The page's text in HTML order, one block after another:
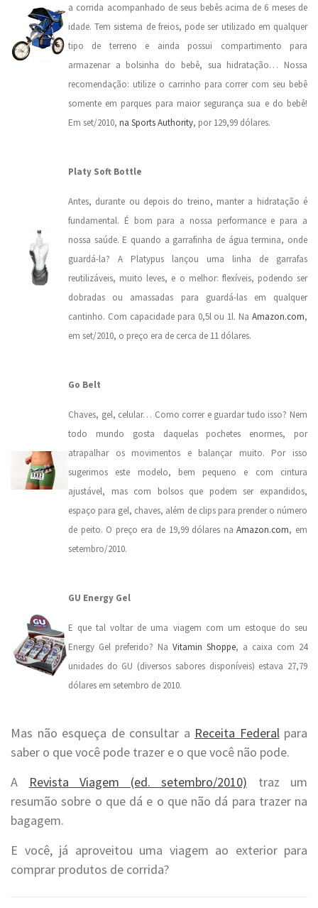
a corrida acompanhado de seus bebês acima de 6 meses de
idade. Tem sistema de freios, pode ser utilizado em qualquer
tipo de terreno e ainda possui compartimento para
armazenar a bolsinha do bebê, sua hidratação… Nossa
recomendação: utilize o carrinho para correr com seu bebê
somente em parques para maior segurança sua e do bebê!
Em set/2010, na Sports Authority, por 129,99 dólares.
Platy Soft Bottle
Antes, durante ou depois do treino, manter a hidratação é
fundamental. É bom para a nossa performance e para a
nossa saúde. E quando a garrafinha de água termina, onde
guardá-la? A Platypus lançou uma linha de garrafas
reutilizáveis, muito leves, e o melhor: flexíveis, podendo ser
dobradas ou amassadas para guardá-las em qualquer
cantinho. Com capacidade para 0,5l ou 1l. Na Amazon.com,
em set/2010, o preço era de cerca de 11 dólares.
Go Belt
Chaves, gel, celular… Como correr e guardar tudo isso? Nem
todo mundo gosta daquelas pochetes enormes, por
atrapalhar os movimentos e balançar muito. Por isso
sugerimos este modelo, bem pequeno e com cintura
ajustável, mas com bolsos que podem ser expandidos,
espaço para gel, chaves, além de clips para prender o número
de peito. O preço era de 19,99 dólares naAmazon.com, em
setembro/2010.
GU Energy Gel
E que tal voltar de uma viagem com um estoque do seu
Energy Gel preferido? Na Vitamin Shoppe, a caixa com 24
unidades do GU (diversos sabores disponíveis) estava 27,79
dólares em setembro de 2010.
Mas não esqueça de consultar a Receita Federalpara
saber o que você pode trazer e o que você não pode.
A
Revista Viagem (ed. setembro/2010) traz um
resumão sobre o que dá e o que não dá para trazer na
bagagem.
E você, já aproveitou uma viagem ao exterior para
comprar produtos de corrida?